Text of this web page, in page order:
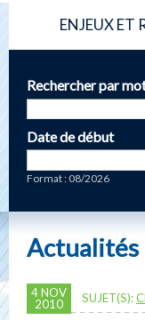
ENJEUX ET
Rechercher par
Date de début
Format : 08/2026
Actualités
4 NOV
2010
SUJET(S):